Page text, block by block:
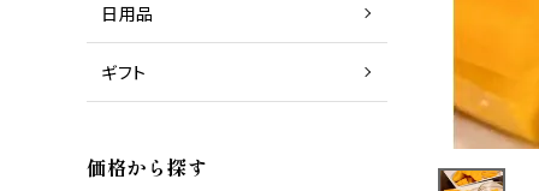
商品一覧 グラス
商品一覧
日用品
ギフト
価格から探す